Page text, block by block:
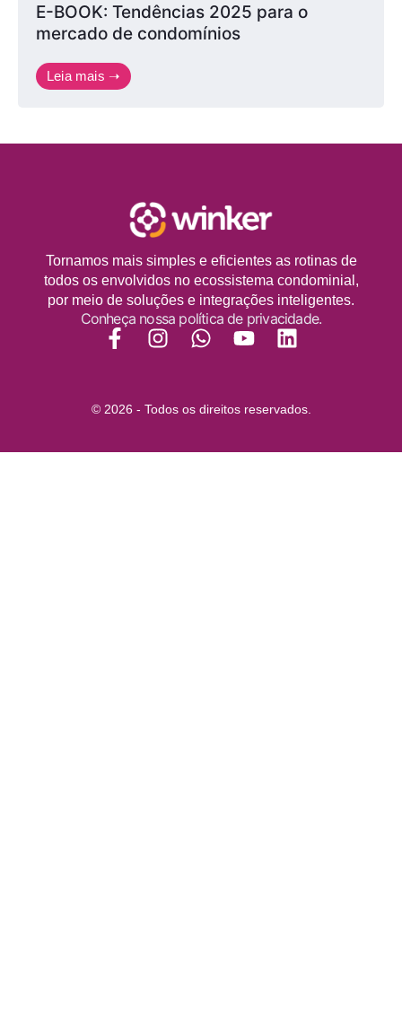
E-BOOK: Tendências 2025 para o
mercado de condomínios
Leia mais ➝
Tornamos mais simples e eficientes as rotinas de
todos os envolvidos no ecossistema condominial,
por meio de soluções e integrações inteligentes.
Conheça nossa política de privacidade.
© 2026 - Todos os direitos reservados.